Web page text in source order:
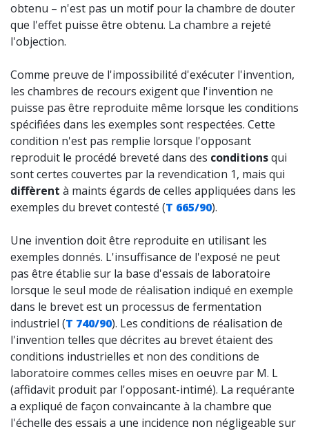
obtenu – n'est pas un motif pour la chambre de douter
que l'effet puisse être obtenu. La chambre a rejeté
l'objection.
Comme preuve de l'impossibilité d'exécuter l'invention,
les chambres de recours exigent que l'invention ne
puisse pas être reproduite même lorsque les conditions
spécifiées dans les exemples sont respectées. Cette
condition n'est pas remplie lorsque l'opposant
reproduit le procédé breveté dans des conditionsqui
sont certes couvertes par la revendication 1, mais qui
diffèrent à maints égards de celles appliquées dans les
exemples du brevet contesté (T 665/90).
Une invention doit être reproduite en utilisant les
exemples donnés. L'insuffisance de l'exposé ne peut
pas être établie sur la base d'essais de laboratoire
lorsque le seul mode de réalisation indiqué en exemple
dans le brevet est un processus de fermentation
industriel (T 740/90). Les conditions de réalisation de
l'invention telles que décrites au brevet étaient des
conditions industrielles et non des conditions de
laboratoire commes celles mises en oeuvre par M. L
(affidavit produit par l'opposant-intimé). La requérante
a expliqué de façon convaincante à la chambre que
l'échelle des essais a une incidence non négligeable sur